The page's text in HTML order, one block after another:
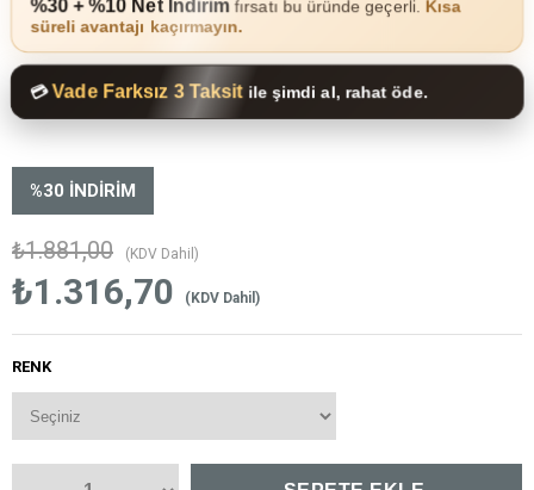
%30 + %10 Net İndirimfırsatı bu üründe geçerli. Kısa
süreli avantajı kaçırmayın.
💳Vade Farksız 3 Taksitile şimdi al, rahat öde.
%30 İNDIRIM
₺1.881,00 (KDV Dahil)
₺1.316,70 (KDV Dahil)
RENK